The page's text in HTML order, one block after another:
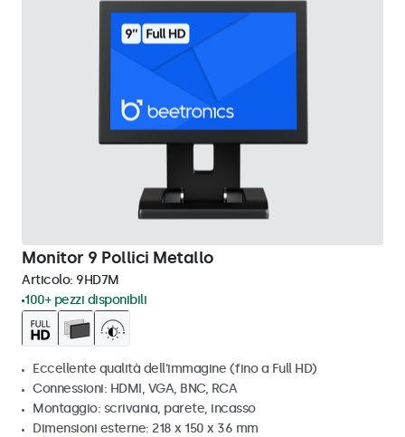
Monitor 9 Pollici Metallo
Articolo: 9HD7M
100+ pezzi disponibili
Eccellente qualità dell'immagine (fino a Full HD)
Connessioni: HDMI, VGA, BNC, RCA
Montaggio: scrivania, parete, incasso
Dimensioni esterne: 218 x 150 x 36 mm